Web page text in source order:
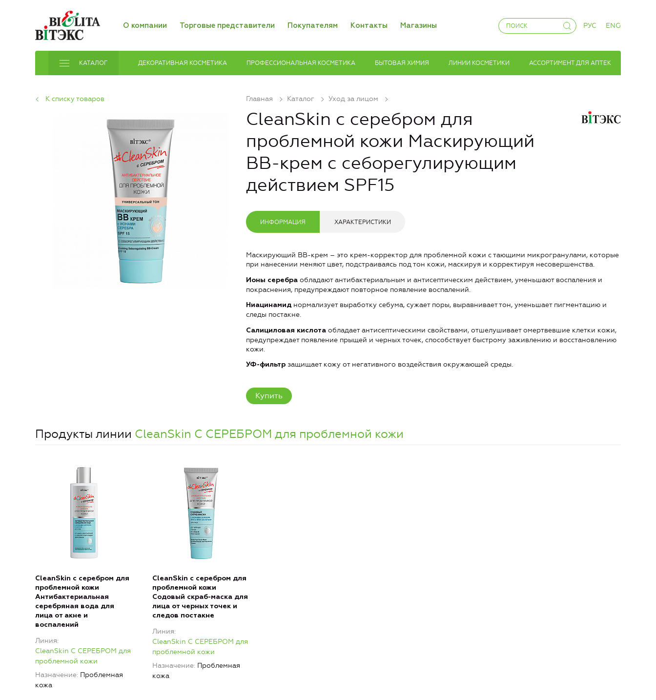
О компании Торговые представители Покупателям Контакты Магазины РУС ENG
КАТАЛОГ ДЕКОРАТИВНАЯ КОСМЕТИКА ПРОФЕССИОНАЛЬНАЯ КОСМЕТИКА БЫТОВАЯ ХИМИЯ ЛИНИИ КОСМЕТИКИ АССОРТИМЕНТ ДЛЯ АПТЕК
Главная Каталог Уход за лицом
К списку товаров
CleanSkin с серебром для
проблемной кожи Маскирующий
ВВ-крем с себорегулирующим
действием SPF15
ИНФОРМАЦИЯ ХАРАКТЕРИСТИКИ
Маскирующий ВВ-крем – это крем-корректор для проблемной кожи с тающими микрогранулами, которые
при нанесении меняют цвет, подстраиваясь под тон кожи, маскируя и корректируя несовершенства.
Ионы серебра обладают антибактериальным и антисептическим действием, уменьшают воспаления и
покраснения, предупреждают повторное появление воспалений.
Ниацинамид нормализует выработку себума, сужает поры, выравнивает тон, уменьшает пигментацию и
следы постакне.
Салициловая кислота обладает антисептическими свойствами, отшелушивает омертвевшие клетки кожи,
предупреждает появление прыщей и черных точек, способствует быстрому заживлению и восстановлению
кожи.
УФ-фильтр защищает кожу от негативного воздействия окружающей среды.
Купить
Продукты линии CleanSkin С СЕРЕБРОМ для проблемной кожи
CleanSkin с серебром для
проблемной кожи
Антибактериальная
серебряная вода для
лица от акне и
воспалений
Линия
CleanSkin С СЕРЕБРОМ для
проблемной кожи
Назначение Проблемная
кожа
CleanSkin с серебром для
проблемной кожи
Содовый скраб-маска для
лица от черных точек и
следов постакне
Линия
CleanSkin С СЕРЕБРОМ для
проблемной кожи
Назначение Проблемная
кожа